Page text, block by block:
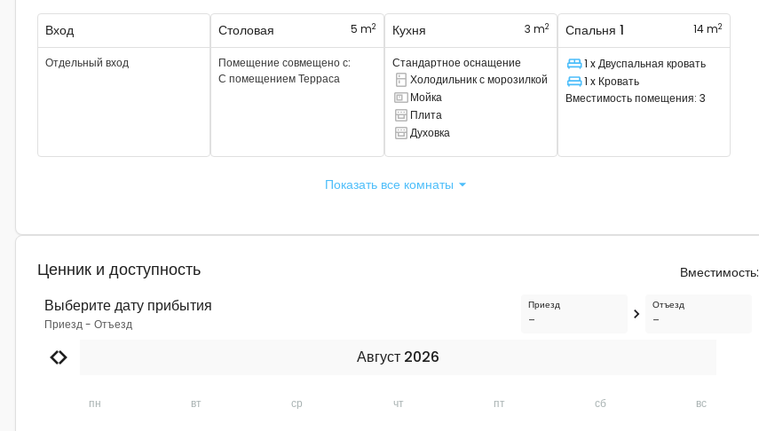
Вход
Отдельный вход
Столовая 5 m2
Помещение совмещено с:
С помещениемТерраса
Кухня 3 m2
Стандартное оснащение
Есть комбинированный холодильник.
Холодильник с морозилкой
Там есть раковина
Мойка
Там есть плита
Плита
Там есть духовка
Духовка
Спальня 1 14 m2
Спальное место
1 x Двуспальная кровать
Спальное место
1 x Кровать
Вместимость помещения: 3
Показать все комнаты
Ценник и доступность Вместимость:
Выберите дату прибытия
Приезд- Отъезд
Приезд
-
Отъезд
-
Август 2026
пн вт ср чт пт сб вс